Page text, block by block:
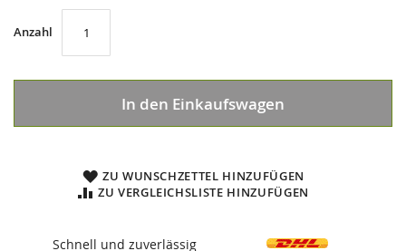
Anzahl
In den Einkaufswagen
ZU WUNSCHZETTEL HINZUFÜGEN
ZU VERGLEICHSLISTE HINZUFÜGEN
Schnell und zuverlässig